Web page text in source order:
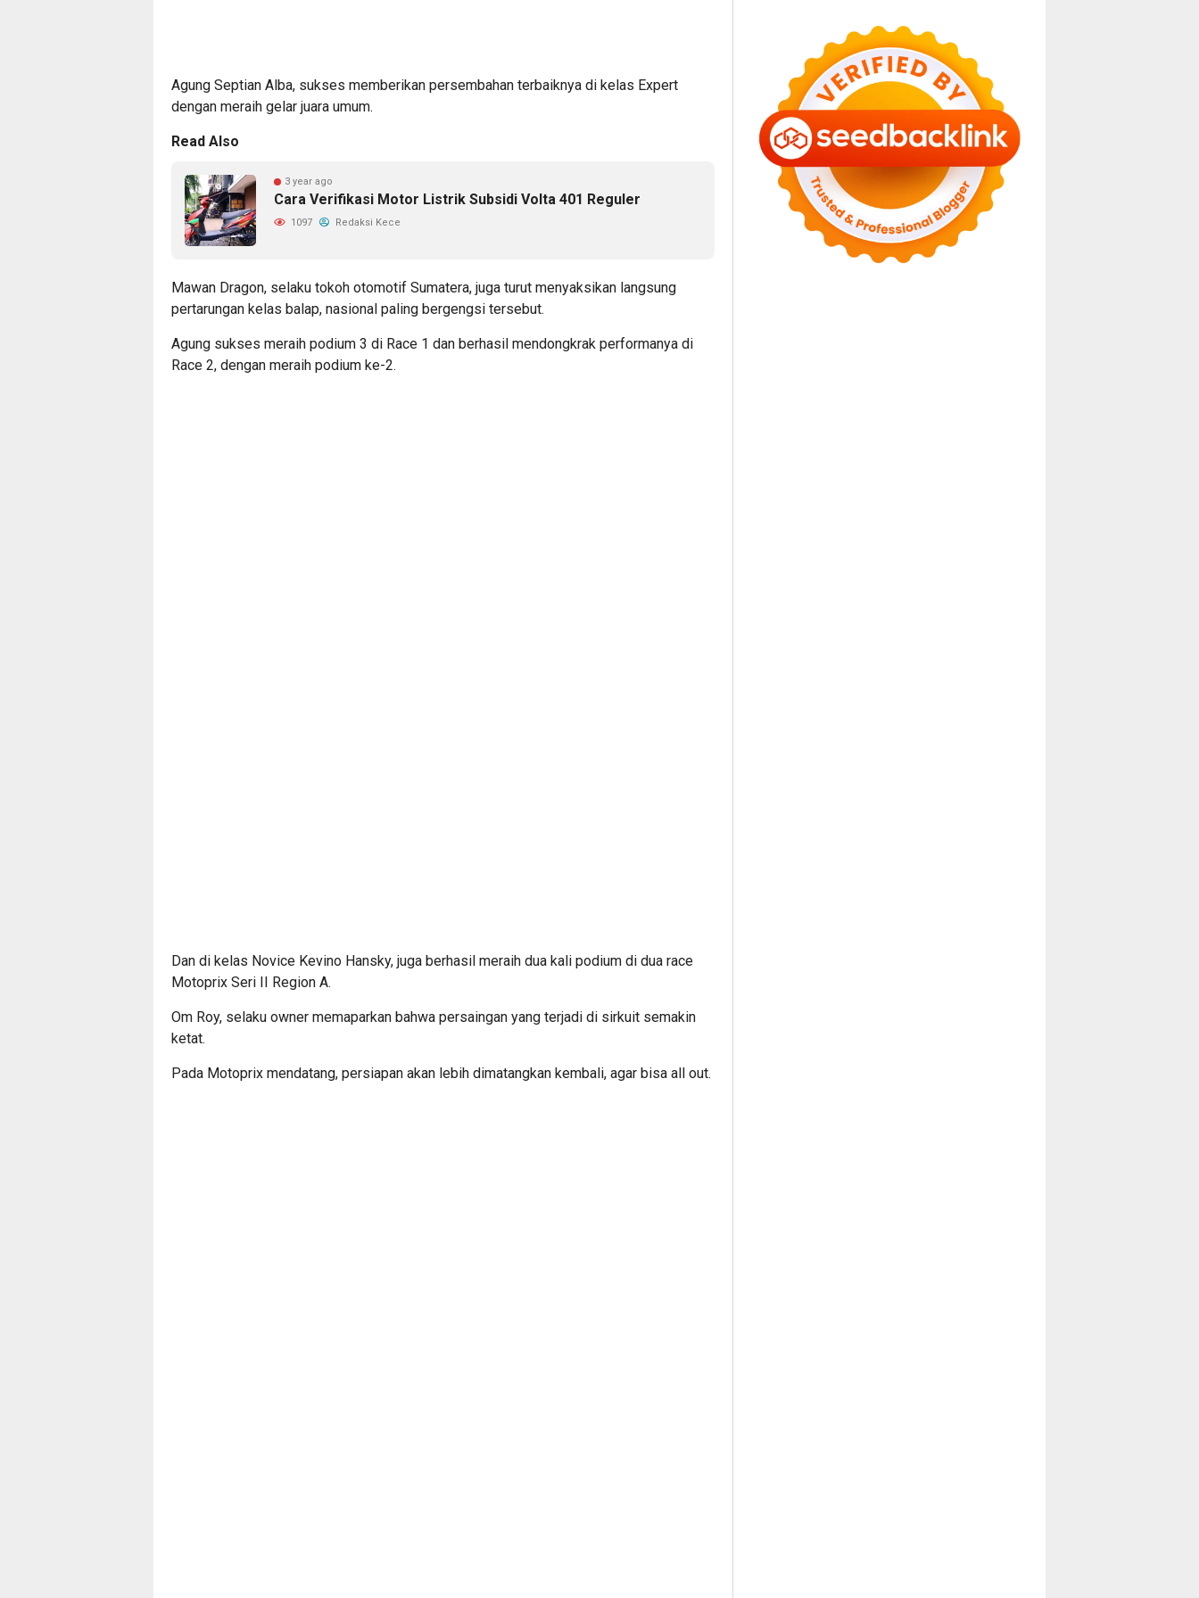
Agung Septian Alba, sukses memberikan persembahan terbaiknya di kelas Expert
dengan meraih gelar juara umum.
Read Also
3 year ago
Cara Verifikasi Motor Listrik Subsidi Volta 401 Reguler
1097 Redaksi Kece
Mawan Dragon, selaku tokoh otomotif Sumatera, juga turut menyaksikan langsung
pertarungan kelas balap, nasional paling bergengsi tersebut.
Agung sukses meraih podium 3 di Race 1 dan berhasil mendongkrak performanya di
Race 2, dengan meraih podium ke-2.
Dan di kelas Novice Kevino Hansky, juga berhasil meraih dua kali podium di dua race
Motoprix Seri II Region A.
Om Roy, selaku owner memaparkan bahwa persaingan yang terjadi di sirkuit semakin
ketat.
Pada Motoprix mendatang, persiapan akan lebih dimatangkan kembali, agar bisa all out.